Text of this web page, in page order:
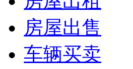
房屋出售
车辆买卖